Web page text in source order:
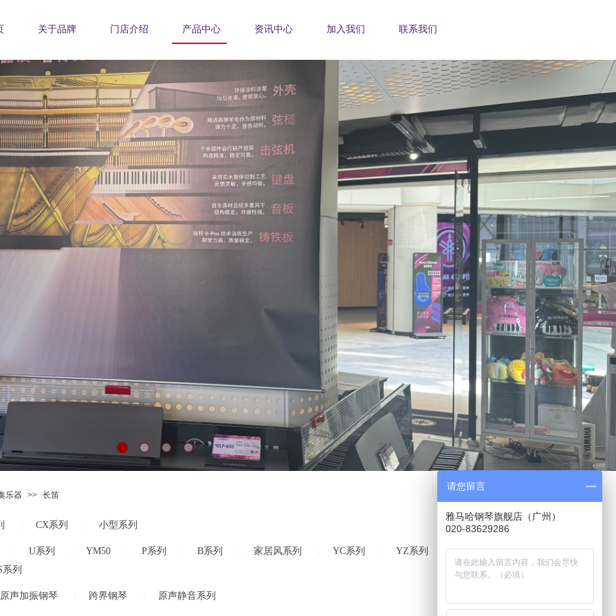
乐器 >> 长笛
CX系列 小型系列
U系列 YM50 P系列 B系列 家居风系列 YC系列 YZ系列 |
Radius系列
系列
原声加振钢琴 跨界钢琴 原声静音系列
关于品牌 门店介绍 产品中心 资讯中心 加入我们 联系我们
请您留言
雅马哈钢琴旗舰店（广州）
020-83629286